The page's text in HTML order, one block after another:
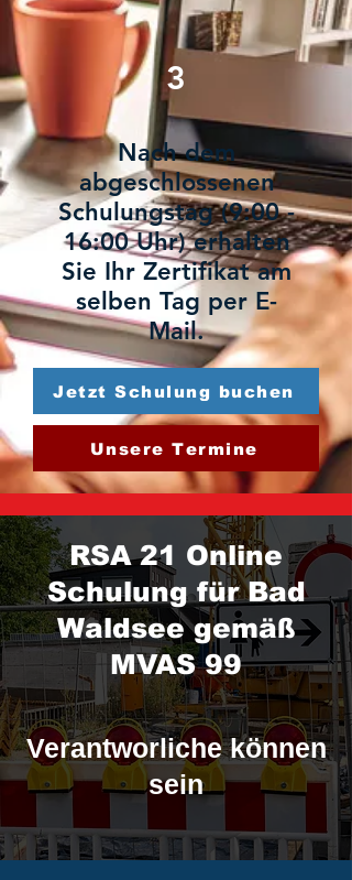
3
Nach dem
abgeschlossenen
Schulungstag (9:00 -
16:00 Uhr) erhalten
Sie Ihr Zertifikat am
selben Tag per E-
Mail.
Jetzt Schulung buchen
Unsere Termine
RSA 21 Online
Schulung für Bad
Waldsee gemäß
MVAS 99
Verantworliche können
sein